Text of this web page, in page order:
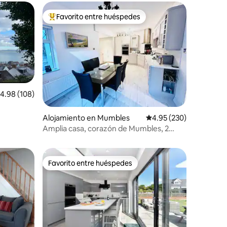
promedio: 4.98 de 5, 108 reseñas
4.98 (108)
Favorito entre huéspedes preferido
Favorito entre huéspedes
Alojamiento en Mumbles Calificación promedio:
4.95 (230)
Amplia casa, corazón de Mumbles, 2
Favorito entre huéspedes
Favorito entre huéspedes